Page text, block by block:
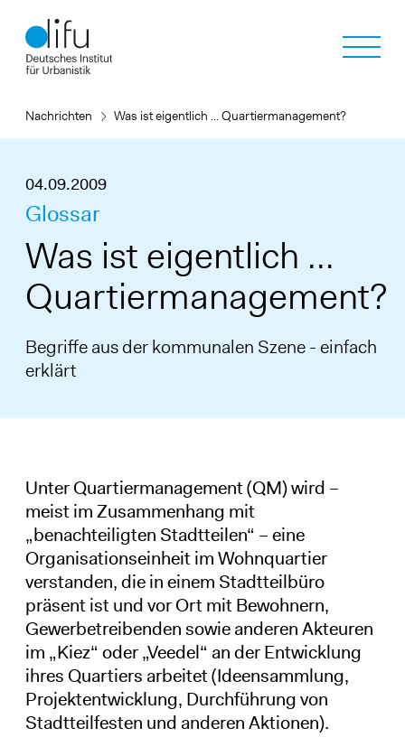
zum
Inhalt
Nachrichten Was ist eigentlich ... Quartiermanagement?
04.09.2009
Glossar
Was ist eigentlich ...
Quartiermanagement?
Begriffe aus der kommunalen Szene - einfach
erklärt
Unter Quartiermanagement (QM) wird –
meist im Zusammenhang mit
„benachteiligten Stadtteilen“ – eine
Organisationseinheit im Wohnquartier
verstanden, die in einem Stadtteilbüro
präsent ist und vor Ort mit Bewohnern,
Gewerbetreibenden sowie anderen Akteuren
im „Kiez“ oder „Veedel“ an der Entwicklung
ihres Quartiers arbeitet (Ideensammlung,
Projektentwicklung, Durchführung von
Stadtteilfesten und anderen Aktionen).